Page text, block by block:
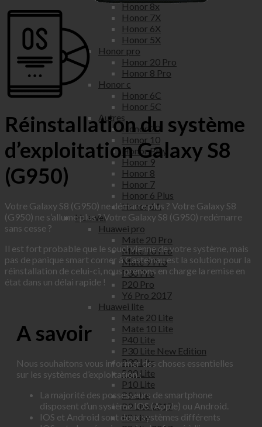
Honor 8x
Honor 7X
Honor 6X
Honor 5X
Honor pro
Honor 20 Pro
Honor 8 Pro
Honor c
Honor 6C
Honor 5C
Autres
Honor 20
Honor 10
Honor Play
Honor 9
Honor 8
Honor 7
Honor 6 Plus
Honor 6A
Huawei
Huawei pro
Mate 20 Pro
Mate 10 Pro
Mate 9 Pro
P30 Pro
P20 Pro
Y6 Pro 2017
Huawei lite
Mate 20 Lite
Mate 10 Lite
P40 Lite
P30 Lite New Edition
P30 Lite
P20 Lite
P10 Lite
P9 Lite
P9 Lite 2017
P8 Lite
Réinstallation du système
d’exploitation Galaxy S8
(G950)
Votre Galaxy S8 (G950) ne démarre plus ? Votre Galaxy S8
(G950) ne s’allume plus ? Votre Galaxy S8 (G950) redémarre
sans cesse ?
Il est fort probable que le souci vienne de votre système, mais
pas de panique smart corner à Castelnau est la solution pour la
réinstallation de celui-ci, nous prenons en charge la remise en
état dans un délai rapide !
A savoir
Nous souhaitons vous informer des choses essentielles
sur les systèmes d’exploitation :
La majorité des possesseurs de smartphone
disposent d’un système IOS (Apple) ou Android.
IOS et Android sont deux systèmes différents